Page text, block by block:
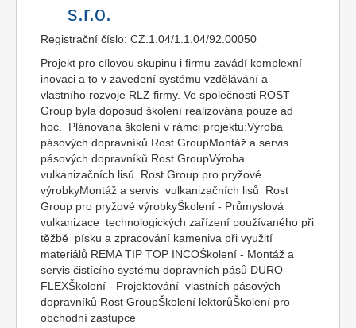
s.r.o.
Registrační číslo: CZ.1.04/1.1.04/92.00050
Projekt pro cílovou skupinu i firmu zavádí komplexní
inovaci a to v zavedení systému vzdělávání a
vlastního rozvoje RLZ firmy. Ve společnosti ROST
Group byla doposud školení realizována pouze ad
hoc. Plánovaná školení v rámci projektu:Výroba
pásových dopravníků Rost GroupMontáž a servis
pásových dopravníků Rost GroupVýroba
vulkanizačních lisů Rost Group pro pryžové
výrobkyMontáž a servis vulkanizačních lisů Rost
Group pro pryžové výrobkyŠkolení - Průmyslová
vulkanizace technologických zařízení používaného při
těžbě písku a zpracování kameniva při využití
materiálů REMA TIP TOP INCOŠkolení - Montáž a
servis čistícího systému dopravních pásů DURO-
FLEXŠkolení - Projektování vlastních pásových
dopravníků Rost GroupŠkolení lektorůŠkolení pro
obchodní zástupce